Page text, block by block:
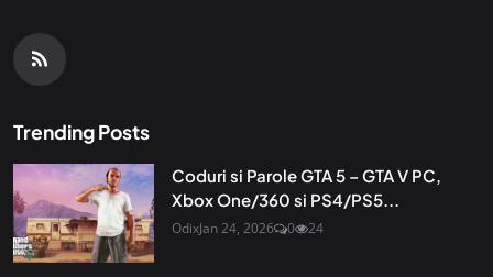
Trending Posts
Coduri si Parole GTA 5 – GTA V PC,
Xbox One/360 si PS4/PS5...
OdixJan 24, 2026 0 24